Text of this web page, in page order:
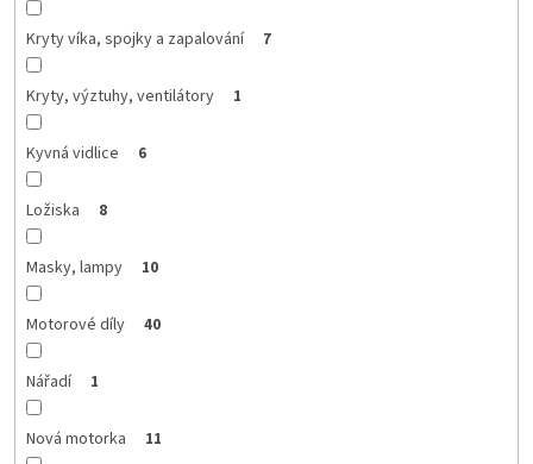
Kryty víka, spojky a zapalování 7
Kryty, výztuhy, ventilátory 1
Kyvná vidlice 6
Ložiska 8
Masky, lampy 10
Motorové díly 40
Nářadí 1
Nová motorka 11